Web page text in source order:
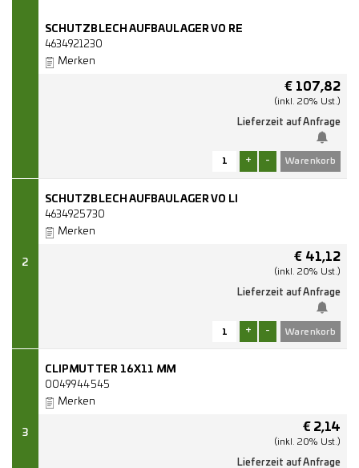
SCHUTZBLECH AUFBAULAGER VO RE
4634921230
Merken
€ 107,82
(inkl. 20% Ust.)
Lieferzeit auf Anfrage
+ -
2
SCHUTZBLECH AUFBAULAGER VO LI
4634925730
Merken
€ 41,12
(inkl. 20% Ust.)
Lieferzeit auf Anfrage
+ -
3
CLIPMUTTER 16X11 MM
0049944545
Merken
€ 2,14
(inkl. 20% Ust.)
Lieferzeit auf Anfrage